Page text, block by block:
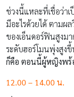
ช่วงนี้แหละที่เชื่อว่า
มีอะไรด้วยได้ ตามผ
ของเอ็นดอร์ฟินสูงมา
ระดับฮอร์โมนพุ่งสูง
ก็คือ ตอนนี้ผู้หญิงพร้
12.00 – 14.00 น.